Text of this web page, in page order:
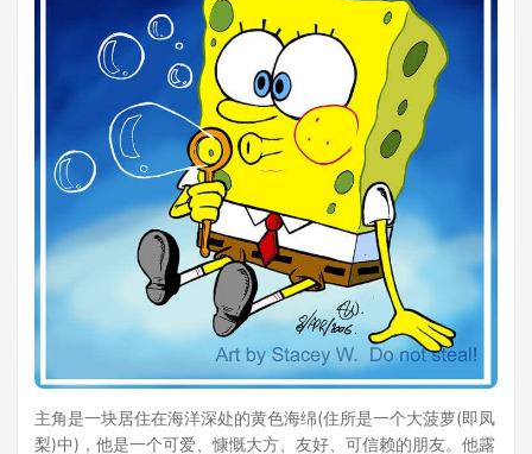
主角是一块居住在海洋深处的黄色海绵(住所是一个大菠萝(即凤
梨)中)，他是一个可爱、慷慨大方、友好、可信赖的朋友。他露